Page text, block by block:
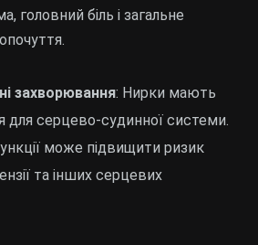
головний біль і загальне
захворювання: Нирки мають
для серцево-судинної системи.
може підвищити ризик
та інших серцевих